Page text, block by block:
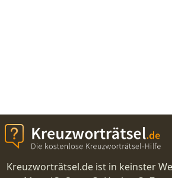
Kreuzworträtsel.de ist in keinster